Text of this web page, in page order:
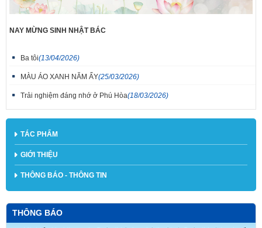
NAY MỪNG SINH NHẬT BÁC
Ba tôi(13/04/2026)
MÀU ÁO XANH NĂM ẤY(25/03/2026)
Trải nghiệm đáng nhớ ở Phú Hòa(18/03/2026)
TÁC PHẨM
GIỚI THIỆU
THÔNG BÁO - THÔNG TIN
THÔNG BÁO
V/v triển khai tham gia Cuộc thi ảnh nghệ thuật và Cuộc thi vẽ tranh cổ